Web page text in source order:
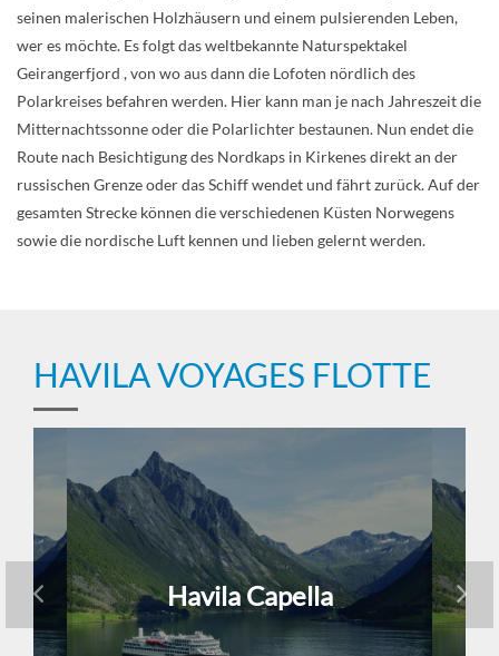
seinen malerischen Holzhäusern und einem pulsierenden Leben,
wer es möchte. Es folgt das weltbekannte Naturspektakel
Geirangerfjord , von wo aus dann die Lofoten nördlich des
Polarkreises befahren werden. Hier kann man je nach Jahreszeit die
Mitternachtssonne oder die Polarlichter bestaunen. Nun endet die
Route nach Besichtigung des Nordkaps in Kirkenes direkt an der
russischen Grenze oder das Schiff wendet und fährt zurück. Auf der
gesamten Strecke können die verschiedenen Küsten Norwegens
sowie die nordische Luft kennen und lieben gelernt werden.
HAVILA VOYAGES FLOTTE
Havila Capella